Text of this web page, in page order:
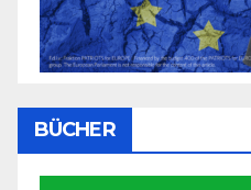
BÜCHER